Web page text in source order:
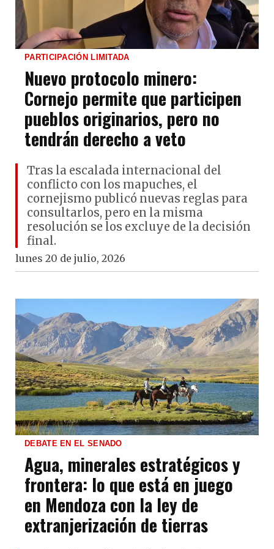
PARTICIPACIÓN LIMITADA
Nuevo protocolo minero:
Cornejo permite que participen
pueblos originarios, pero no
tendrán derecho a veto
Tras la escalada internacional del
conflicto con los mapuches, el
cornejismo publicó nuevas reglas para
consultarlos, pero en la misma
resolución se los excluye de la decisión
final.
lunes 20 de julio, 2026
DEBATE EN EL SENADO
Agua, minerales estratégicos y
frontera: lo que está en juego
en Mendoza con la ley de
extranjerización de tierras